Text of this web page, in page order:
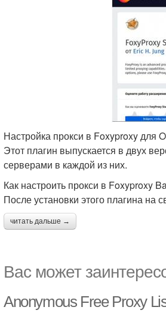
Настройка прокси в Foxyproxy для
Этот плагин выпускается в двух
серверами в каждой из них.
Как настроить прокси в Foxyproxy
После установки этого плагина
читать дальше →
Вас может
Anonymous Free Proxy